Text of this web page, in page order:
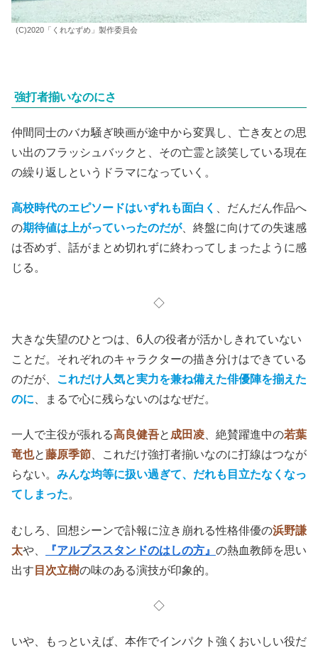
(C)2020「くれなずめ」製作委員会
強打者揃いなのにさ
仲間同士のバカ騒ぎ映画が途中から変異し、亡き友との思
い出のフラッシュバックと、その亡霊と談笑している現在
の繰り返しというドラマになっていく。
高校時代のエピソードはいずれも面白く
、だんだん作品へ
の期待値は上がっていったのだが、終盤に向けての失速感
は否めず、話がまとめ切れずに終わってしまったように感
じる。
◇
大きな失望のひとつは、6人の役者が活かしきれていない
ことだ。それぞれのキャラクターの描き分けはできている
のだが、 これだけ人気と実力を兼ね備えた俳優陣を揃えた
のに 、まるで心に残らないのはなぜだ。
一人で主役が張れる高良健吾と 成田凌 、絶賛躍進中の若葉
竜也と藤原季節 、これだけ強打者揃いなのに打線はつなが
らない。 みんな均等に扱い過ぎて、だれも目立たなくなっ
てしまった。
むしろ、回想シーンで訃報に泣き崩れる性格俳優の浜野謙
太や、 『アルプススタンドのはしの方』 の熱血教師を思い
出す 目次立樹の味のある演技が印象的。
◇
いや、もっといえば、本作でインパクト強くおいしい役だ